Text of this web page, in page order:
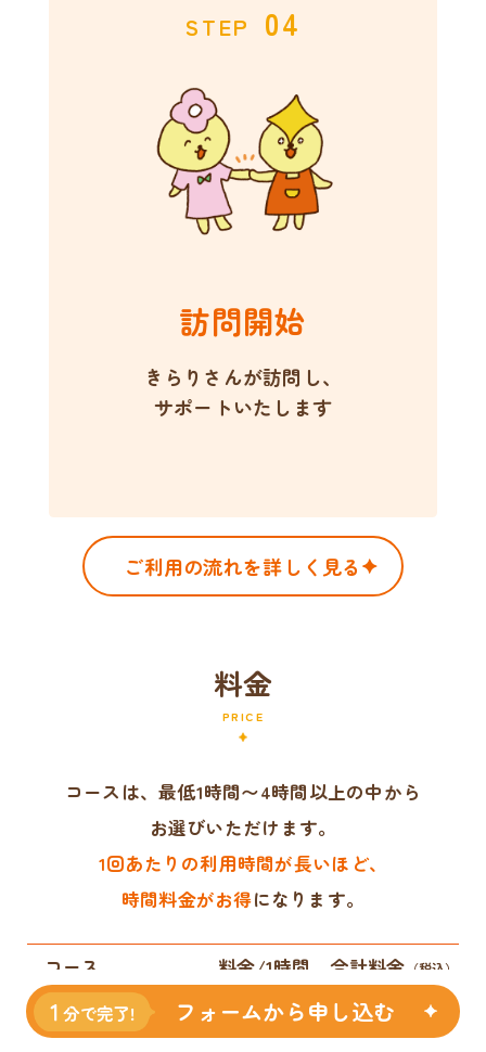
STEP 04
訪問開始
きらりさんが訪問し、
サポートいたします
ご利用の流れを詳しく見る
料金
PRICE
コースは、最低1時間〜4時間以上の中から
お選びいただけます。
1回あたりの利用時間が長いほど、
時間料金がお得になります。
コース 料金/1時間 合計料金 （税込）
4時間以上コース 2,700円
11,880円
3時間コース
2,800円 9,240円
フォームから申し込む